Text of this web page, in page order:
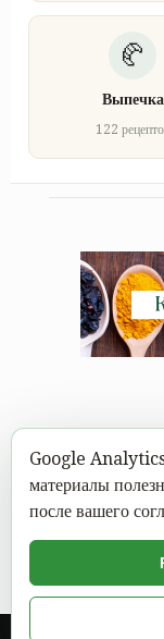
Выпечка
122
Каждому под
современном
кулинарными
Google Analytics
материалы
после вашего